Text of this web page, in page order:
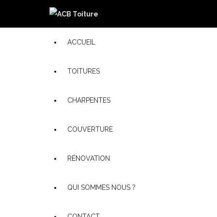
ACCUEIL
TOITURES
CHARPENTES
COUVERTURE
RÉNOVATION
QUI SOMMES NOUS ?